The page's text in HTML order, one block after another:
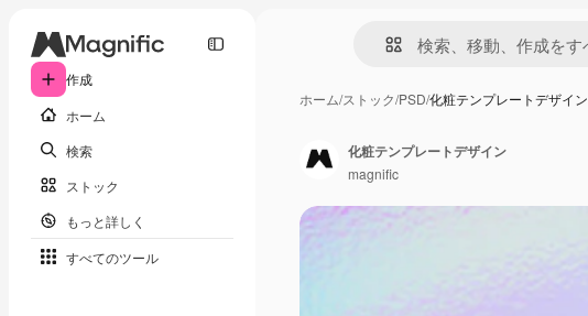
作成
ホーム
検索
ストック
もっと詳しく
すべてのツール
ホーム/ストック/PSD/化粧テンプレートデザイン
化粧テンプレートデザイン
magnific